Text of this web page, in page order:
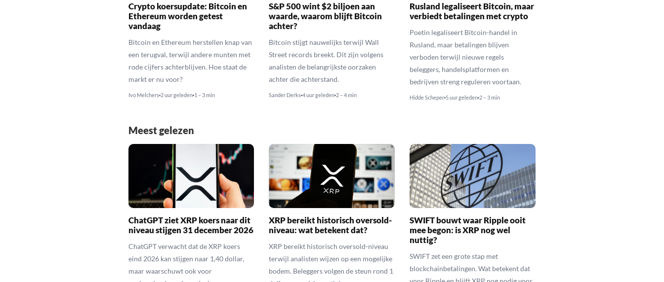
Crypto koersupdate: Bitcoin en
Ethereum worden getest
vandaag
Bitcoin en Ethereum herstellen knap van
een terugval, terwijl andere munten met
rode cijfers achterblijven. Hoe staat de
markt er nu voor?
Ivo Melchers 2 uur geleden 1 – 3 min
S&P 500 wint $2 biljoen aan
waarde, waarom blijft Bitcoin
achter?
Bitcoin stijgt nauwelijks terwijl Wall
Street records breekt. Dit zijn volgens
analisten de belangrijkste oorzaken
achter die achterstand.
Sander Derks 4 uur geleden 2 – 4 min
Rusland legaliseert Bitcoin, maar
verbiedt betalingen met crypto
Poetin legaliseert Bitcoin-handel in
Rusland, maar betalingen blijven
verboden terwijl nieuwe regels
beleggers, handelsplatformen en
bedrijven streng reguleren voortaan.
Hidde Scheper 5 uur geleden 2 – 3 min
Meest gelezen
ChatGPT ziet XRP koers naar dit
niveau stijgen 31 december 2026
ChatGPT verwacht dat de XRP koers
eind 2026 kan stijgen naar 1,40 dollar,
maar waarschuwt ook voor
XRP bereikt historisch oversold-
niveau: wat betekent dat?
XRP bereikt historisch oversold-niveau
terwijl analisten wijzen op een mogelijke
bodem. Beleggers volgen de steun rond 1
SWIFT bouwt waar Ripple ooit
mee begon: is XRP nog wel
nuttig?
SWIFT zet een grote stap met
blockchainbetalingen. Wat betekent dat